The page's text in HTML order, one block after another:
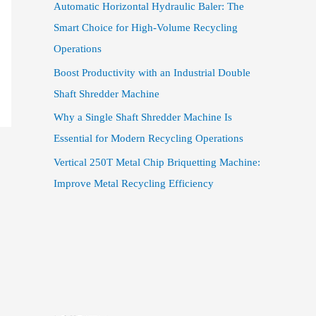
Automatic Horizontal Hydraulic Baler: The
Smart Choice for High-Volume Recycling
Operations
Boost Productivity with an Industrial Double
Shaft Shredder Machine
Why a Single Shaft Shredder Machine Is
Essential for Modern Recycling Operations
Vertical 250T Metal Chip Briquetting Machine:
Improve Metal Recycling Efficiency